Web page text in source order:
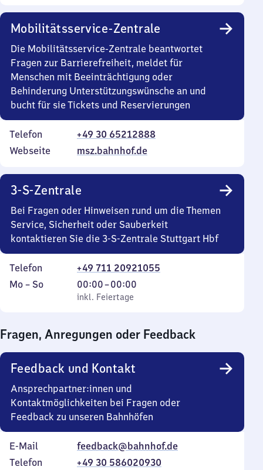
Mobilitätsservice-Zentrale
Die Mobilitätsservice-Zentrale beantwortet
Fragen zur Barrierefreiheit, meldet für
Menschen mit Beeinträchtigung oder
Behinderung Unterstützungswünsche an und
bucht für sie Tickets und Reservierungen
Telefon
+49 30 65212888
Webseite
msz.bahnhof.de
3-S-Zentrale
Bei Fragen oder Hinweisen rund um die Themen
Service, Sicherheit oder Sauberkeit
kontaktieren Sie die 3-S-Zentrale Stuttgart Hbf
Telefon
+49 711 20921055
Montag
Mo – So,
inkl. Feiertage
00:00–00:00
Von
0
0
Uhr
inkl. Feiertage
Fragen, Anregungen oder Feedback
Feedback und Kontakt
Ansprechpartner:innen und
Kontaktmöglichkeiten bei Fragen oder
Feedback zu unseren Bahnhöfen
E-Mail
feedback@bahnhof.de
Telefon
+49 30 586020930